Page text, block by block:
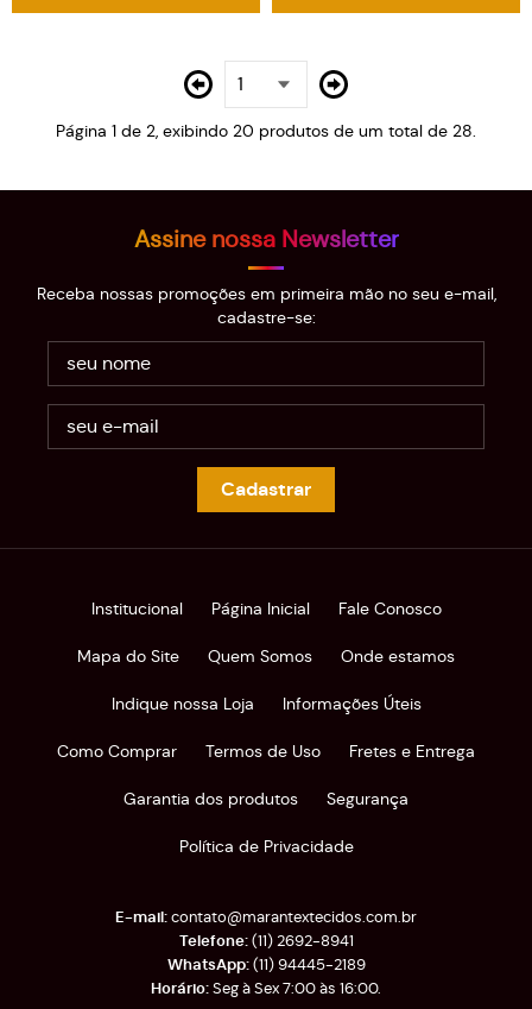
Página 1 de 2, exibindo 20 produtos de um total de 28.
Assine nossa Newsletter
Receba nossas promoções em primeira mão no seu e-mail,
cadastre-se:
Cadastrar
Institucional Página Inicial Fale Conosco
Mapa do Site Quem Somos Onde estamos
Indique nossa Loja Informações Úteis
Como Comprar Termos de Uso Fretes e Entrega
Garantia dos produtos Segurança
Política de Privacidade
(11)2692-8941
(11)94445-2189
Seg à Sex 7:00 às 16:00.
contato@marantextecidos.com.br